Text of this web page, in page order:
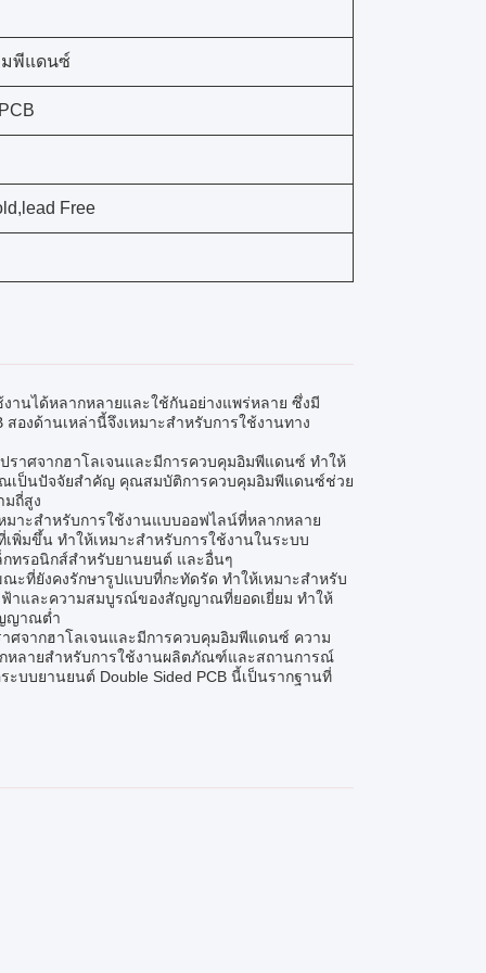
มพีแดนซ์
Free
งานได้หลากหลายและใช้กันอย่างแพร่หลาย ซึ่งมี
งด้านเหล่านี้จึงเหมาะสำหรับการใช้งานทาง
าศจากฮาโลเจนและมีการควบคุมอิมพีแดนซ์ ทำให้
เป็นปัจจัยสำคัญ คุณสมบัติการควบคุมอิมพีแดนซ์ช่วย
ถี่สูง
มาะสำหรับการใช้งานแบบออฟไลน์ที่หลากหลาย
พิ่มขึ้น ทำให้เหมาะสำหรับการใช้งานในระบบ
ทรอนิกส์สำหรับยานยนต์ และอื่นๆ
ะที่ยังคงรักษารูปแบบที่กะทัดรัด ทำให้เหมาะสำหรับ
ฟ้าและความสมบูรณ์ของสัญญาณที่ยอดเยี่ยม ทำให้
ญญาณต่ำ
ศจากฮาโลเจนและมีการควบคุมอิมพีแดนซ์ ความ
หลายสำหรับการใช้งานผลิตภัณฑ์และสถานการณ์
บบยานยนต์ Double Sided PCB นี้เป็นรากฐานที่